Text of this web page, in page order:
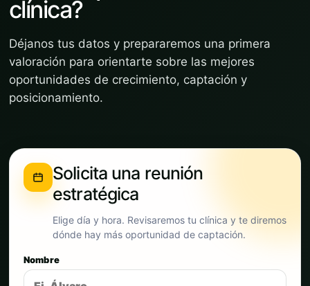
clínica?
Déjanos tus datos y prepararemos una primera
valoración para orientarte sobre las mejores
oportunidades de crecimiento, captación y
posicionamiento.
Solicita una reunión
estratégica
Elige día y hora. Revisaremos tu clínica y te diremos
dónde hay más oportunidad de captación.
Nombre